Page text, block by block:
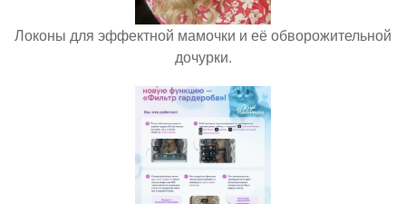
Локоны для эффектной мамочки и её обворожительной
дочурки.